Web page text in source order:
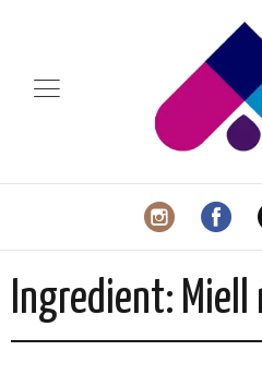
Ingredient: